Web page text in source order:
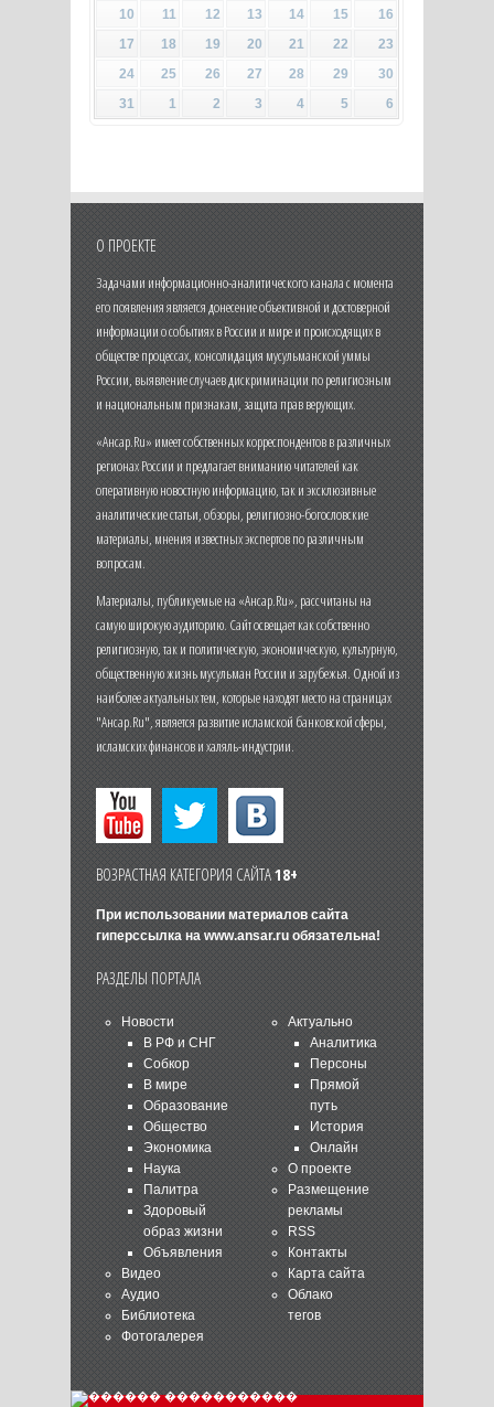
10
11 12 13 14 15
16
17
18 19 20 21 22
23
24
25 26 27 28 29
30
31
1 2 3 4 5 6
О ПРОЕКТЕ
Задачами информационно-аналитического канала с момента
его появления является донесение объективной и достоверной
информации о событиях в России и мире и происходящих в
обществе процессах, консолидация мусульманской уммы
России, выявление случаев дискриминации по религиозным
и национальным признакам, защита прав верующих.
«Ансар.Ru» имеет собственных корреспондентов в различных
регионах России и предлагает вниманию читателей как
оперативную новостную информацию, так и эксклюзивные
аналитические статьи, обзоры, религиозно-богословские
материалы, мнения известных экспертов по различным
вопросам.
Материалы, публикуемые на «Ансар.Ru», рассчитаны на
самую широкую аудиторию. Сайт освещает как собственно
религиозную, так и политическую, экономическую, культурную,
общественную жизнь мусульман России и зарубежья. Одной из
наиболее актуальных тем, которые находят место на страницах
"Ансар.Ru", является развитие исламской банковской сферы,
исламских финансов и халяль-индустрии.
ВОЗРАСТНАЯ КАТЕГОРИЯ САЙТА18+
При использовании материалов сайта
гиперссылка на www.ansar.ruобязательна!
РАЗДЕЛЫ ПОРТАЛА
Новости
В РФ и СНГ
Собкор
В мире
Образование
Общество
Экономика
Наука
Палитра
Здоровый
образ жизни
Объявления
Видео
Аудио
Библиотека
Фотогалерея
Актуально
Аналитика
Персоны
Прямой
путь
История
Онлайн
О проекте
Размещение
рекламы
RSS
Контакты
Карта сайта
Облако
тегов